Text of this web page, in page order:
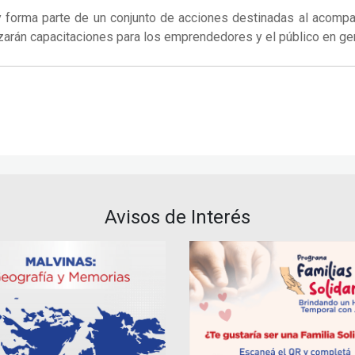
parte de un conjunto de acciones destinadas al
capacitaciones para los emprendedores y el público en
Avisos de Interés